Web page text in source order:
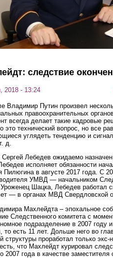
следствие
2018 - 13:24
Владимир Путин произвел
правоохранительных
всегда делает такие кадровые
это технический вопрос, но все
углядеть тенденцию и
д.
Сергей Лебедев ожидаемо
исполняет обязанности
в августе 2017 года. С
УМВД — начальником
Шацка, Лебедев работал
— в органах МВД Свердловской
Махлейдта – эпохальное
Следственного комитета с
подразделение в 2007 году
то есть 11 лет. Дольше него во
структуры проработал только
что Махлейдт курировал
2007 года в качестве заместителя